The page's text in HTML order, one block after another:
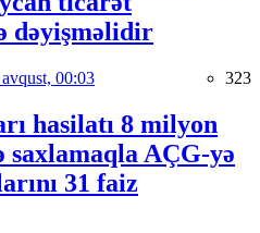
dəyişməlidir
00:03 323
hasilatı 8 milyon
saxlamaqla AÇG-yə
31 faiz